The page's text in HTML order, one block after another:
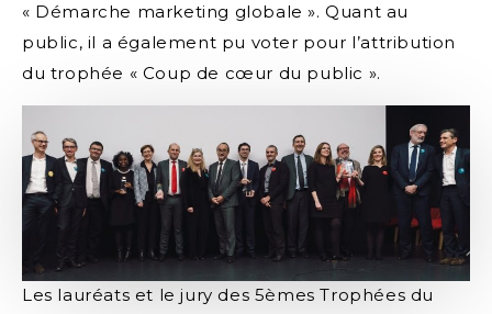
« Démarche marketing globale ». Quant au
public, il a également pu voter pour l’attribution
du trophée « Coup de cœur du public ».
Les lauréats et le jury des 5èmes Trophées du